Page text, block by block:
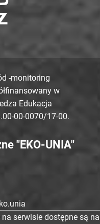
-monitoring
w
Edukacja
00-0070/17-00.
"EKO-UNIA"
serwisie dostępne są na